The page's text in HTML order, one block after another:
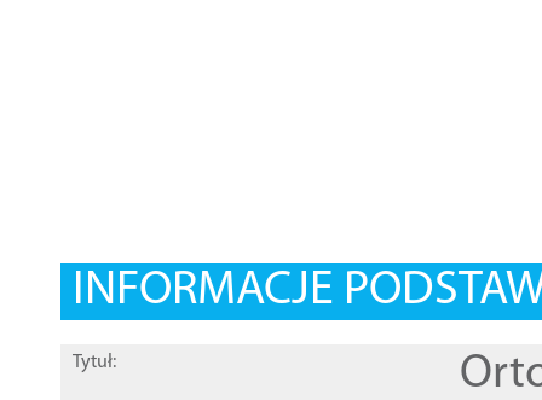
INFORMACJE
Tytuł: